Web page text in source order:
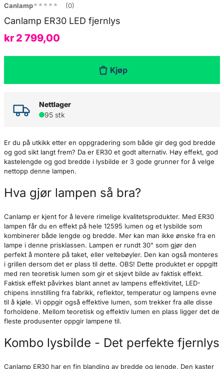
Canlamp★★★★★
★★★★★ (0)
Canlamp ER30 LED fjernlys
kr 2 799,00
Kjøp
Nettlager
95 stk
Er du på utkikk etter en oppgradering som både gir deg god bredde
og god sikt langt frem? Da er ER30 et godt alternativ. Høy effekt, god
kastelengde og god bredde i lysbilde er 3 gode grunner for å velge
nettopp denne lampen.
Hva gjør lampen så bra?
Canlamp er kjent for å levere rimelige kvalitetsprodukter. Med ER30
lampen får du en effekt på hele 12595 lumen og et lysbilde som
kombinerer både lengde og bredde. Mer kan man ikke ønske fra en
lampe i denne prisklassen. Lampen er rundt 30" som gjør den
perfekt å montere på taket, eller veltebøyler. Den kan også monteres
i grillen dersom det er plass til dette. OBS! Dette produktet er oppgitt
med ren teoretisk lumen som gir et skjevt bilde av faktisk effekt.
Faktisk effekt påvirkes blant annet av lampens effektivitet, LED-
chipens innstilling fra fabrikk, reflektor, temperatur og lampens evne
til å kjøle. Vi oppgir også effektive lumen, som trekker fra alle disse
forholdene. Mellom teoretisk og effektiv lumen en plass ligger det de
fleste produsenter oppgir lampene til.
Kombo lysbilde - Det perfekte fjernlys
Canlamp ER30 har en fin blanding av bredde og lengde. Den kaster